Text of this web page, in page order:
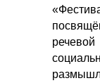
речевой